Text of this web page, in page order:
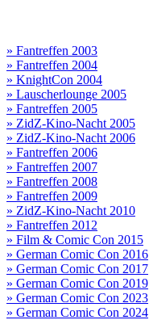
» Fantreffen 2003
» Fantreffen 2004
» KnightCon 2004
» Lauscherlounge 2005
» Fantreffen 2005
» ZidZ-Kino-Nacht 2005
» ZidZ-Kino-Nacht 2006
» Fantreffen 2006
» Fantreffen 2007
» Fantreffen 2008
» Fantreffen 2009
» ZidZ-Kino-Nacht 2010
» Fantreffen 2012
» Film & Comic Con 2015
» German Comic Con 2016
» German Comic Con 2017
» German Comic Con 2019
» German Comic Con 2023
» German Comic Con 2024